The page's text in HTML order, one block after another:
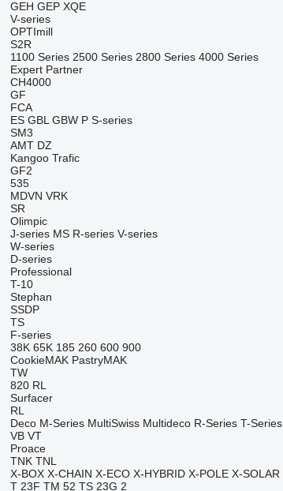
GEH GEP XQE
V-series
OPTImill
S2R
1100 Series 2500 Series 2800 Series 4000 Series
Expert Partner
CH4000
GF
FCA
ES GBL GBW P S-series
SM3
AMT DZ
Kangoo Trafic
GF2
535
MDVN VRK
SR
Olimpic
J-series MS R-series V-series
W-series
D-series
Professional
T-10
Stephan
SSDP
TS
F-series
38K 65K 185 260 600 900
CookieMAK PastryMAK
TW
820 RL
Surfacer
RL
Deco M-Series MultiSwiss Multideco R-Series T-Series
VB VT
Proace
TNK TNL
X-BOX X-CHAIN X-ECO X-HYBRID X-POLE X-SOLAR
T 23F TM 52 TS 23G 2